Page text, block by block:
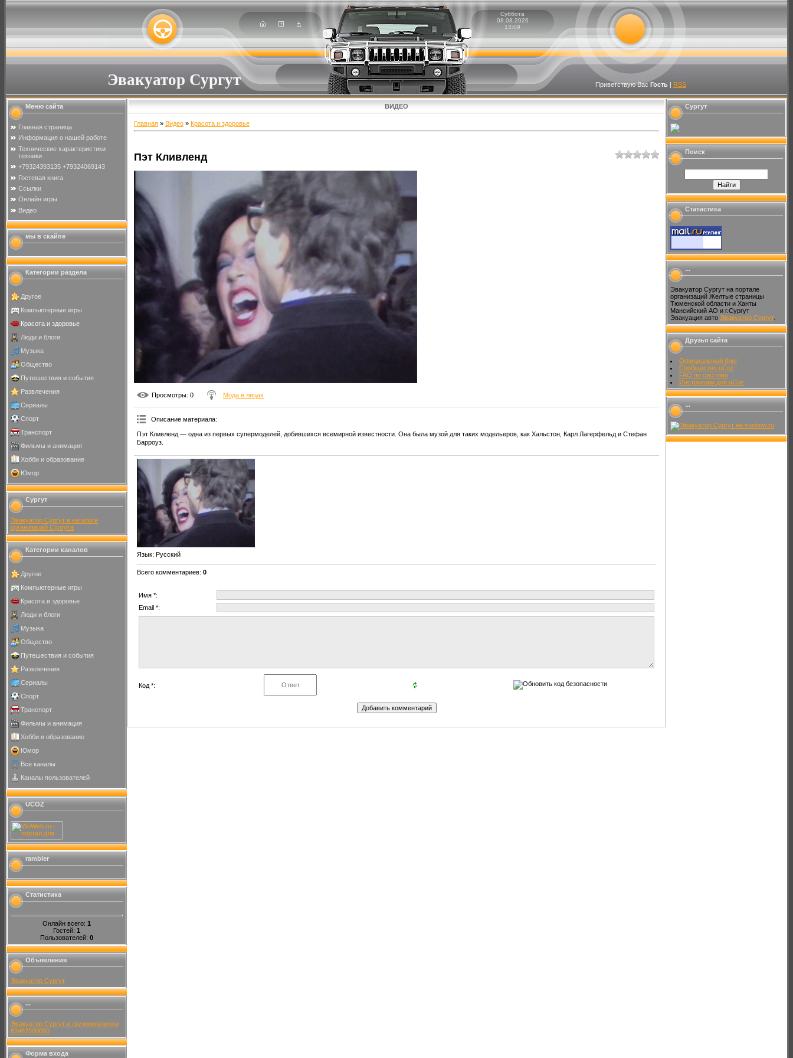
Эвакуатор Сургут
Суббота
08.08.2026
13:09
Приветствую Вас Гость| RSS
Меню сайта
Главная страница
Информация о нашей работе
Технические характеристики
техники
+79324393135 +79324069143
Гостевая книга
Ссылки
Онлайн игры
Видео
мы в скайпе
Категории раздела
Другое
Компьютерные игры
Красота и здоровье
Люди и блоги
Музыка
Общество
Путешествия и события
Развлечения
Сериалы
Спорт
Транспорт
Фильмы и анимация
Хобби и образование
Юмор
Сургут
Эвакуатор Сургут в каталоге
организаций Сургута
Категории каналов
Другое
Компьютерные игры
Красота и здоровье
Люди и блоги
Музыка
Общество
Путешествия и события
Развлечения
Сериалы
Спорт
Транспорт
Фильмы и анимация
Хобби и образование
Юмор
Все каналы
Каналы пользователей
UCOZ
rambler
Статистика
Онлайн всего: 1
Гостей: 1
Пользователей: 0
Объявления
Эвакуатор Сургут
...
Эвакуатор Сургут и грузоперевозки
83462900090
Форма входа
ВИДЕО
Главная » Видео » Красота и здоровье
Пэт Кливленд
Просмотры: 0 Мода в лицах
Описание материала:
Пэт Кливленд — одна из первых супермоделей, добившихся всемирной известности. Она была музой для таких модельеров, как Хальстон, Карл Лагерфельд и Стефан
Барроуз.
Язык: Русский
Всего комментариев: 0
Имя *:
Email *:
Код *:
Сургут
Поиск
Статистика
...
Эвакуатор Сургут на портале
организаций Желтые страницы
Тюменской области и Ханты
Мансийский АО и г.Сургут
Эвакуация авто Эвакуатор Сургут.
Друзья сайта
Официальный блог
Сообщество uCoz
FAQ по системе
Инструкции для uCoz
...